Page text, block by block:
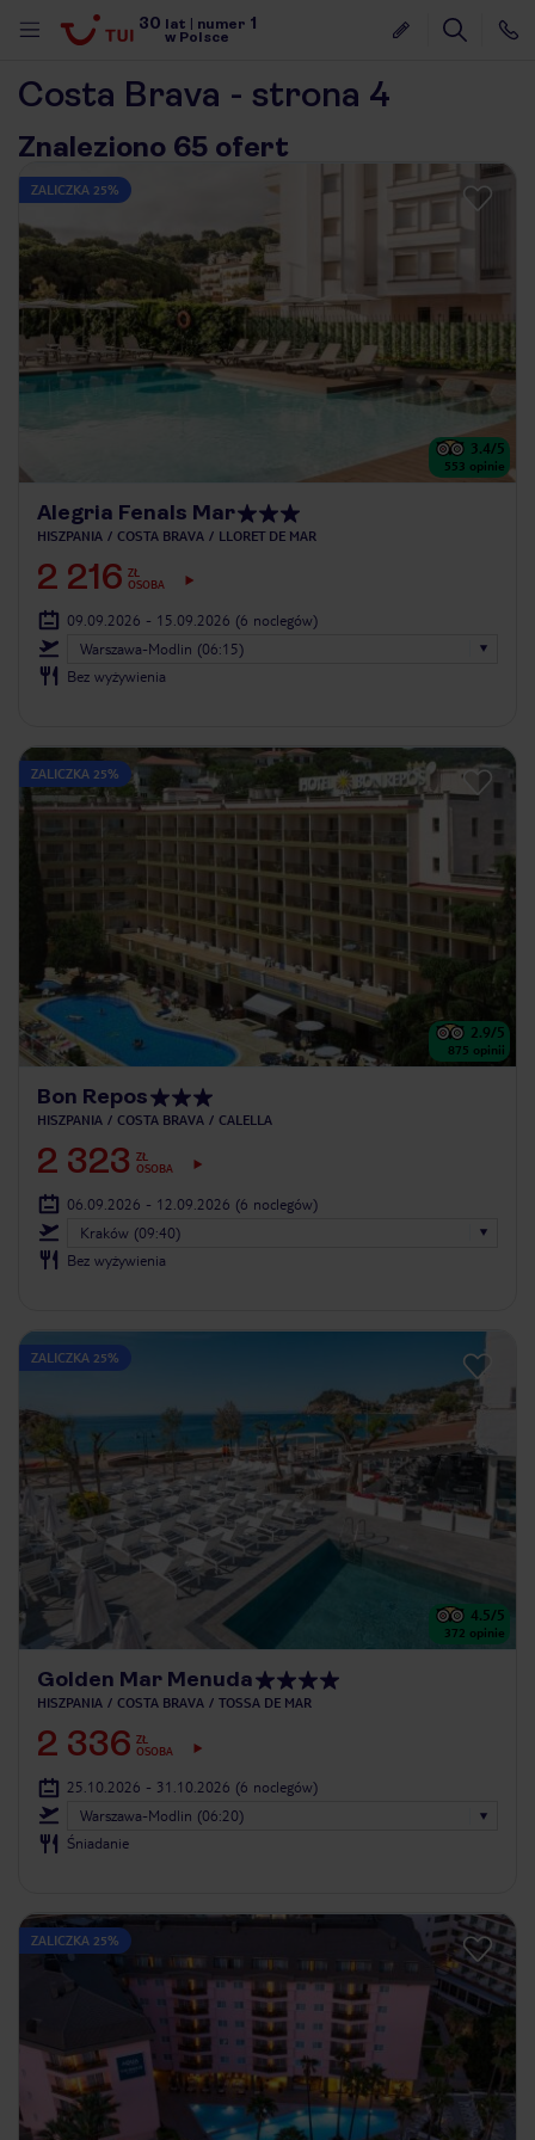
30 lat numer 1
w Polsce
Costa Brava - strona 4
Znaleziono 65 ofert
ZALICZKA 25%
3.4/5
553 opinie
Alegria Fenals Mar
HISZPANIA COSTA BRAVA LLORET DE MAR
2 216 ZŁ
OSOBA
09.09.2026 - 15.09.2026 (6 noclegów)
Warszawa-Modlin (06:15)
Bez wyżywienia
ZALICZKA 25%
2.9/5
875 opinii
Bon Repos
HISZPANIA COSTA BRAVA CALELLA
2 323 ZŁ
OSOBA
06.09.2026 - 12.09.2026 (6 noclegów)
Kraków (09:40)
Bez wyżywienia
ZALICZKA 25%
4.5/5
372 opinie
Golden Mar Menuda
HISZPANIA COSTA BRAVA TOSSA DE MAR
2 336 ZŁ
OSOBA
25.10.2026 - 31.10.2026 (6 noclegów)
Warszawa-Modlin (06:20)
Śniadanie
ZALICZKA 25%